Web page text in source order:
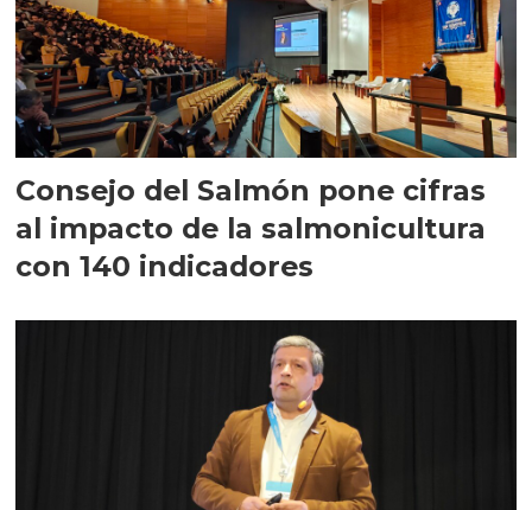
Consejo del Salmón pone cifras
al impacto de la salmonicultura
con 140 indicadores